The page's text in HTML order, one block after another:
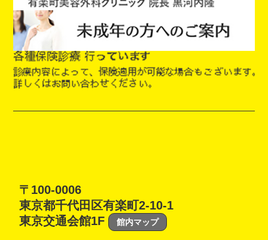
〒100-0006
東京都千代田区有楽町2-10-1
東京交通会館1F
館内マップ